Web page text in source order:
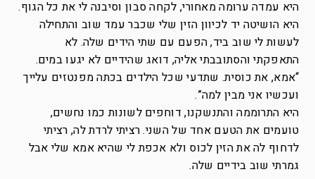
היא עמדה ערומה מאחורי, לקחה סבון וסיבנה לי את כל הגוף.
היא הושיטה יד לכיוון הזין שלי שכבר עמד שוב והתחילה
לעשות לי שוב ביד, הפעם עם שתי הידים שלה. לא
התאפקתי והסתובבתי אליה, דואג שהידיים לא יגעו במים.
“אמא, את כוסית. שתדעי שכל הילדים בכתה מפנטזים עלייך
ועכשיו אני מבין למה”.
היא התרוממה והתנשקנו, דוחפים לשונות כמו נחשים,
טועמים את הטעם אחד של השני. רציתי לרדת לה, רציתי
לדחוף לה את הזין לכוס ולא אכפת לי שהיא אמא שלי אבל
גמרתי שוב בידיים שלה.